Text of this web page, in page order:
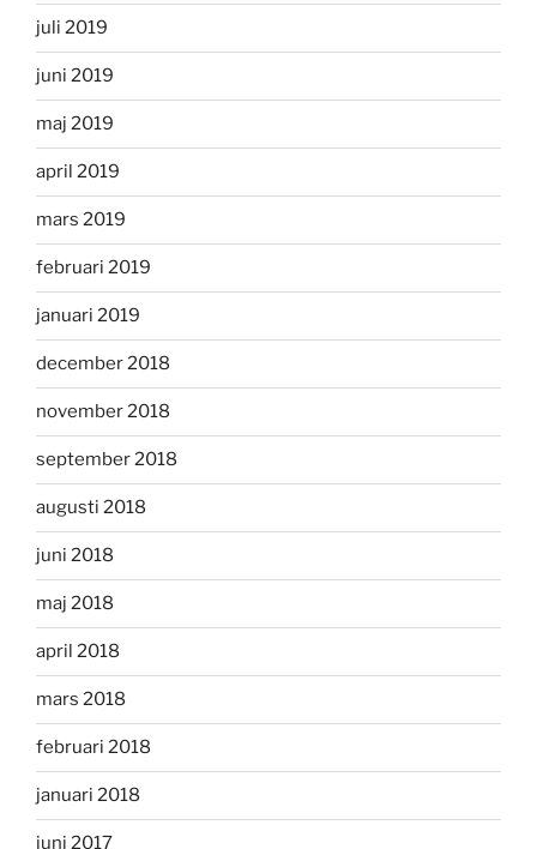
juli 2019
juni 2019
maj 2019
april 2019
mars 2019
februari 2019
januari 2019
december 2018
november 2018
september 2018
augusti 2018
juni 2018
maj 2018
april 2018
mars 2018
februari 2018
januari 2018
juni 2017